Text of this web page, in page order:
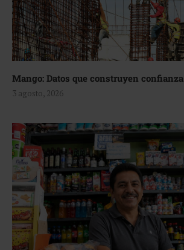
Mango: Datos que construyen confianza
3 agosto, 2026